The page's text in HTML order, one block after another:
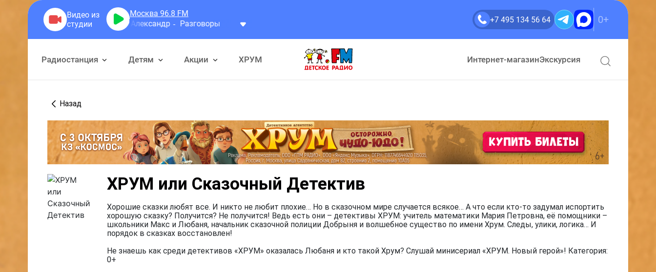
Москва 96.8 FM
Герра Александр
Разговоры +7 495 134 56 64 0+
Радиостанция Детям Акции ХРУМ Интернет-магазинЭкскурсия
Назад
ХРУМ или Сказочный Детектив
Хорошие сказки любят все. И никто не любит плохие… Но в сказочном мире случается всякое… А что если кто-то задумал испортить
хорошую сказку? Получится? Не получится! Ведь есть они – детективы ХРУМ: учитель математики Мария Петровна, её помощники –
школьники Макс и Любаня, начальник сказочной полиции Добрыня и волшебное существо по имени Хрум. Следы, улики, логика… И
порядок в сказках восстановлен!
Не знаешь как среди детективов «ХРУМ» оказалась Любаня и кто такой Хрум? Слушай минисериал «ХРУМ. Новый герой»! Категория:
0+